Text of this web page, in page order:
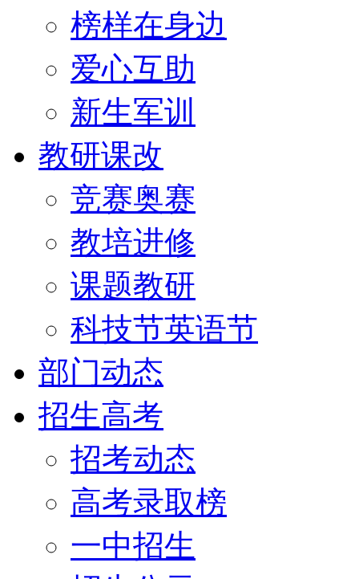
榜样在身边
爱心互助
新生军训
教研课改
竞赛奥赛
教培进修
课题教研
科技节英语节
部门动态
招生高考
招考动态
高考录取榜
一中招生